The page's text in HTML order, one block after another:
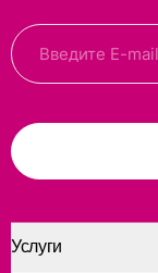
Услуги